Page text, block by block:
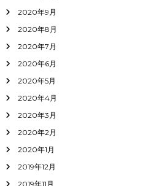
2020年9月
2020年8月
2020年7月
2020年6月
2020年5月
2020年4月
2020年3月
2020年2月
2020年1月
2019年12月
2019年11月